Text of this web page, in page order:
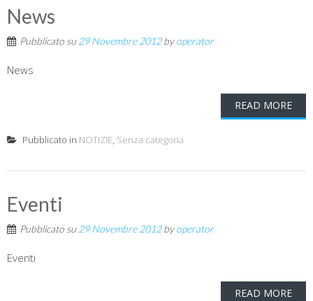
News
Pubblicato su 29 Novembre 2012byoperator
News
READ MORE
Pubblicato in NOTIZIE, Senza categoria
Eventi
Pubblicato su 29 Novembre 2012byoperator
Eventi
READ MORE